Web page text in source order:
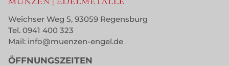
Weichser Weg 5, 93059 Regensburg
Tel. 0941 400 323
Mail: info@muenzen-engel.de
ÖFFNUNGSZEITEN